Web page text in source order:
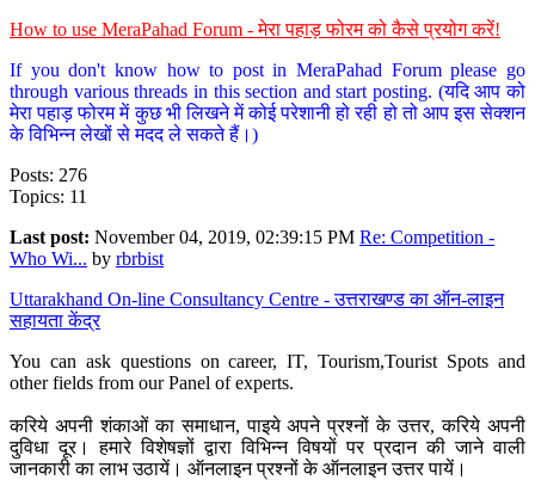
How to use MeraPahad Forum - मेरा पहाड़ फोरम को कैसे प्रयोग करें!
If you don't know how to post in MeraPahad Forum please go
through various threads in this section and start posting. (यदि आप को
मेरा पहाड़ फोरम में कुछ भी लिखने में कोई परेशानी हो रही हो तो आप इस सेक्शन
के विभिन्न लेखों से मदद ले सकते हैं।)
Posts: 276
Topics: 11
Last post: November 04, 2019, 02:39:15 PM Re: Competition -
Who Wi... by rbrbist
Uttarakhand On-line Consultancy Centre - उत्तराखण्ड का ऑन-लाइन
सहायता केंद्र
You can ask questions on career, IT, Tourism,Tourist Spots and
other fields from our Panel of experts.
करिये अपनी शंकाओं का समाधान, पाइये अपने प्रश्नों के उत्तर, करिये अपनी
दुविधा दूर। हमारे विशेषज्ञों द्वारा विभिन्न विषयों पर प्रदान की जाने वाली
जानकारी का लाभ उठायें। ऑनलाइन प्रश्नों के ऑनलाइन उत्तर पायें।